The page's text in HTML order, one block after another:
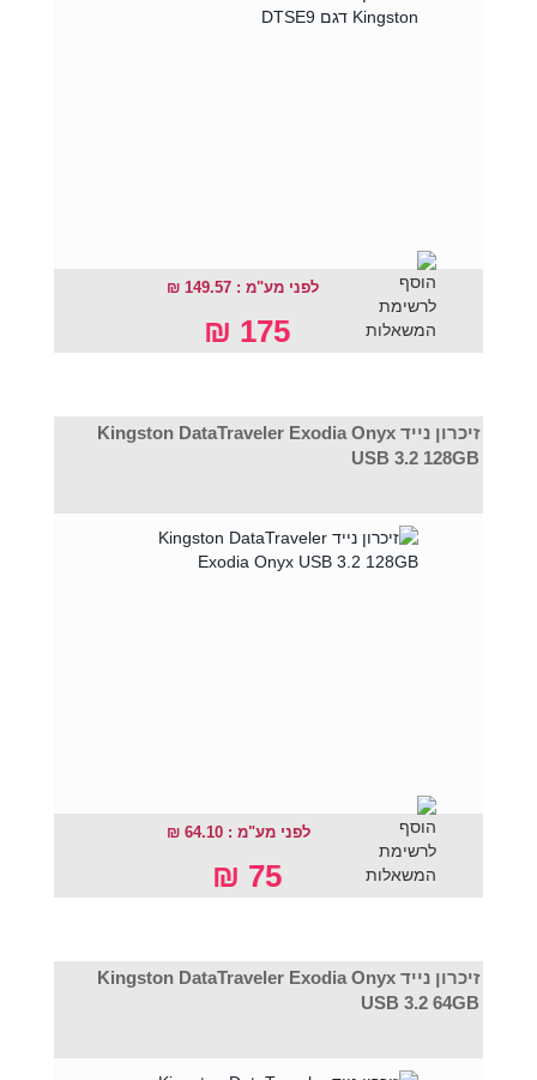
לפני מע"מ : 149.57 ₪
175 ₪
זיכרון נייד Kingston DataTraveler Exodia Onyx
USB 3.2 128GB
לפני מע"מ : 64.10 ₪
75 ₪
זיכרון נייד Kingston DataTraveler Exodia Onyx
USB 3.2 64GB